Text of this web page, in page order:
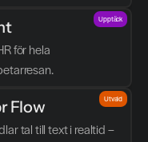
på några sekunder.
för hela
Upptäck
Flow
tal till text i realtid –
Utvald